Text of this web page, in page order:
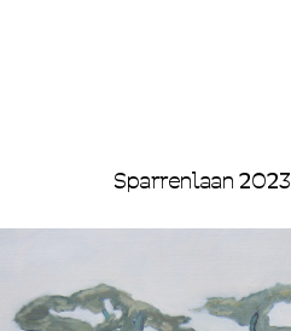
Sparrenlaan 2023